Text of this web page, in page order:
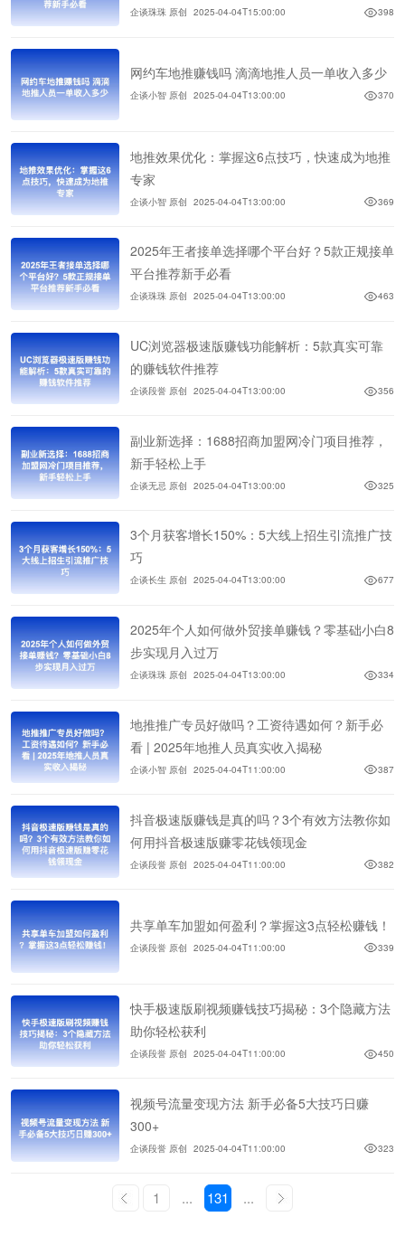
企谈珠珠 原创 2025-04-04T15:00:00 398
网约车地推赚钱吗 滴滴地推人员一单收入多少
企谈小智 原创 2025-04-04T13:00:00 370
地推效果优化：掌握这6点技巧，快速成为地推
专家
企谈小智 原创 2025-04-04T13:00:00 369
2025年王者接单选择哪个平台好？5款正规接单
平台推荐新手必看
企谈珠珠 原创 2025-04-04T13:00:00 463
UC浏览器极速版赚钱功能解析：5款真实可靠
的赚钱软件推荐
企谈段誉 原创 2025-04-04T13:00:00 356
副业新选择：1688招商加盟网冷门项目推荐，
新手轻松上手
企谈无忌 原创 2025-04-04T13:00:00 325
3个月获客增长150%：5大线上招生引流推广技
巧
企谈长生 原创 2025-04-04T13:00:00 677
2025年个人如何做外贸接单赚钱？零基础小白8
步实现月入过万
企谈珠珠 原创 2025-04-04T13:00:00 334
地推推广专员好做吗？工资待遇如何？新手必
看 | 2025年地推人员真实收入揭秘
企谈小智 原创 2025-04-04T11:00:00 387
抖音极速版赚钱是真的吗？3个有效方法教你如
何用抖音极速版赚零花钱领现金
企谈段誉 原创 2025-04-04T11:00:00 382
共享单车加盟如何盈利？掌握这3点轻松赚钱！
企谈段誉 原创 2025-04-04T11:00:00 339
快手极速版刷视频赚钱技巧揭秘：3个隐藏方法
助你轻松获利
企谈段誉 原创 2025-04-04T11:00:00 450
视频号流量变现方法 新手必备5大技巧日赚
300+
企谈段誉 原创 2025-04-04T11:00:00 323
1 ... 131 ...